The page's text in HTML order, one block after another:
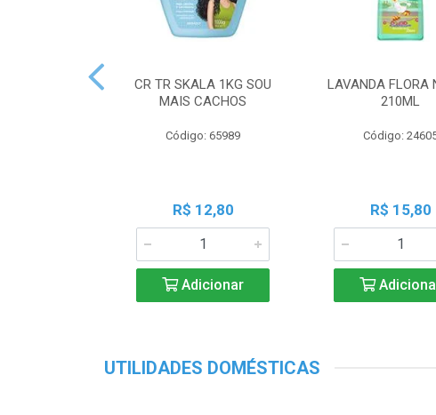
CR TR SKALA 1KG SOU
MAIS CACHOS
Código: 65989
R$ 12,80
Adicionar
LAVANDA FLORA
210ML
Código:
R$ 15,80
UTILIDADES DOMÉSTICAS